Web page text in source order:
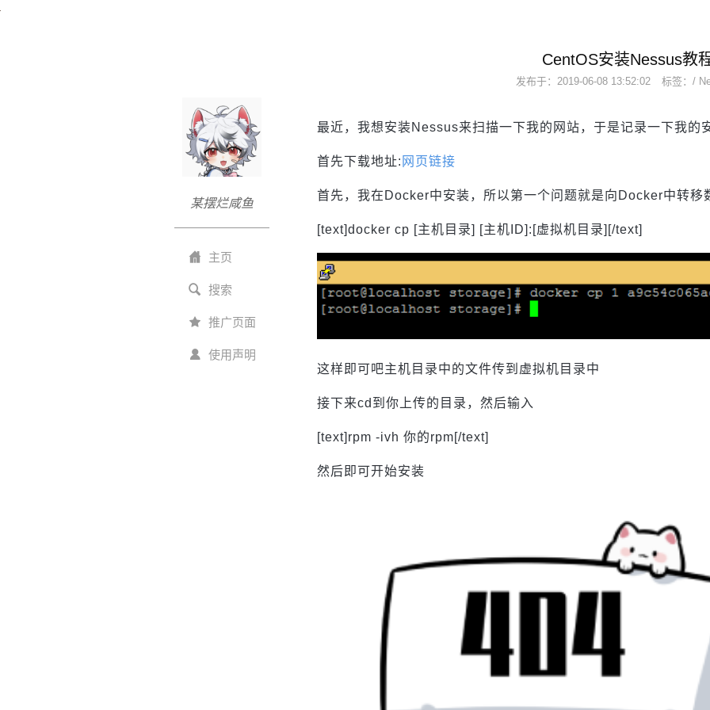
某摆烂咸鱼
主页
搜索
推广页面
使用声明
CentOS安装Nessus教
发布于： 2019-06-08 13:52:02 标签：/
最近，我想安装Nessus来扫描一下我的网站，于是记录一下我的
首先下载地址: 网页链接
首先，我在Docker中安装，所以第一个问题就是向Docker中转移
[text]docker cp [主机目录] [主机ID]:[虚拟机目录][/text]
这样即可吧主机目录中的文件传到虚拟机目录中
接下来cd到你上传的目录，然后输入
[text]rpm -ivh 你的rpm[/text]
然后即可开始安装